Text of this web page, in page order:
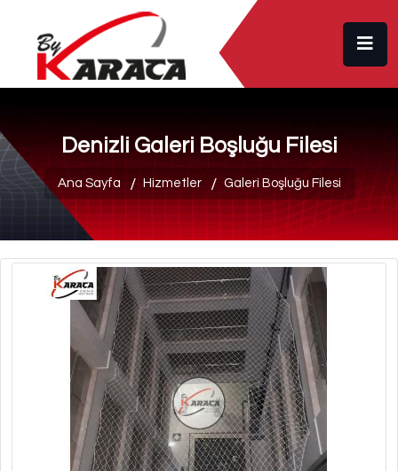
Denizli Galeri Boşluğu Filesi
Ana Sayfa Hizmetler Galeri Boşluğu Filesi